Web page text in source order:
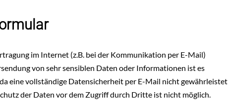
im Internet (z.B. bei der Kommunikation per E-Mail)
von sehr sensiblen Daten oder Informationen ist es
eine vollständige Datensicherheit per E-Mail nicht gewährleistet
der Daten vor dem Zugriff durch Dritte ist nicht möglich.